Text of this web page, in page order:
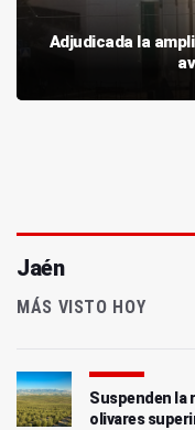
Adjudicada la
Jaén
MÁS VISTO HOY
Suspenden la
olivares